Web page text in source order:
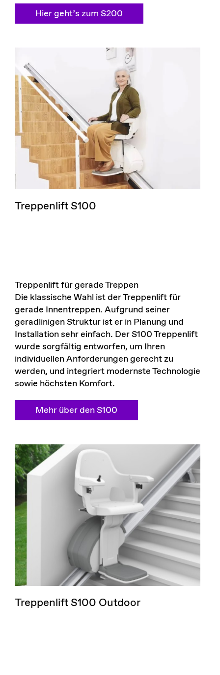
Hier geht’s zum S200
Treppenlift S100
Treppenlift für gerade Treppen
Die klassische Wahl ist der Treppenlift für
gerade Innentreppen. Aufgrund seiner
geradlinigen Struktur ist er in Planung und
Installation sehr einfach. Der S100 Treppenlift
wurde sorgfältig entworfen, um Ihren
individuellen Anforderungen gerecht zu
werden, und integriert modernste Technologie
sowie höchsten Komfort.
Mehr über den S100
Treppenlift S100 Outdoor